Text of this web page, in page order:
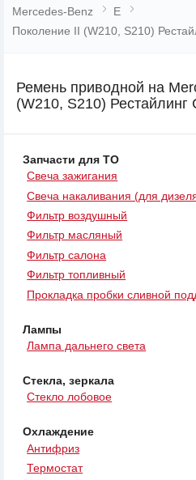
Mercedes-Benz
E
Поколение II (W210, S210)
Ремень приводной на
(W210, S210) Рестайлинг
Запчасти для ТО
Свеча зажигания
Свеча накаливания (для
Фильтр воздушный
Фильтр масляный
Фильтр салона
Фильтр топливный
Прокладка пробки сливной
Лампы
Лампа дальнего света
Стекла, зеркала
Стекло лобовое
Охлаждение
Антифриз
Термостат